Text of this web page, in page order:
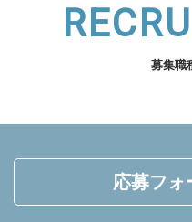
募集職
応募フォ